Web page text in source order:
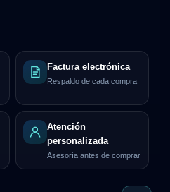
Factura electrónica
Respaldo de cada compra
Atención
personalizada
Asesoría antes de comprar